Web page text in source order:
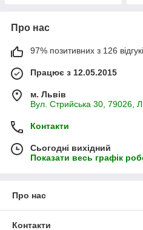
Про нас
97% позитивних з 126
Працює з 12.05.2015
м. Львів
Вул. Стрийська 30, 79026,
Контакти
Сьогодні вихідний
Показати весь графік
Про нас
Контакти